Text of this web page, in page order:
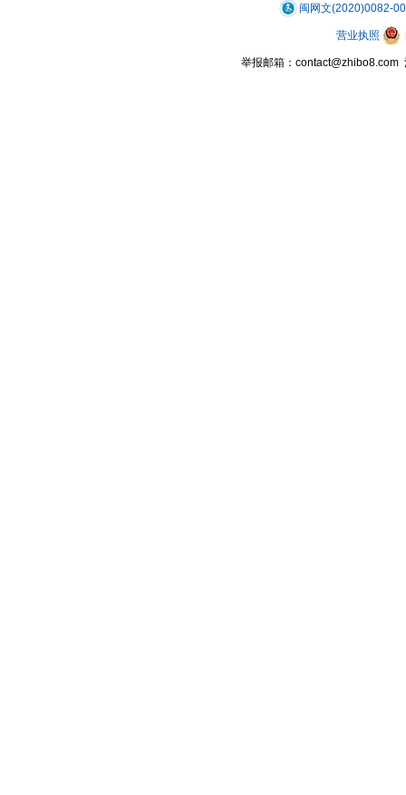
闽网文(2020)0082-
营业执照
举报邮箱：